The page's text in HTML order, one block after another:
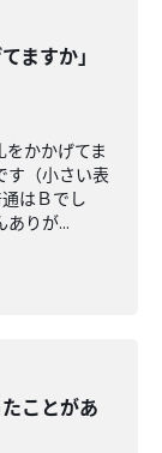
ますか」
かかげてま
す（小さい表
はＢでし
りが...
ことがあ